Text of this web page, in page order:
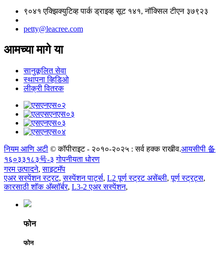
९०४१ एक्झिक्युटिव्ह पार्क ड्राइव्ह सूट १४१, नॉक्सिल टीएन ३७९२३
petty@leacree.com
आमच्या मागे या
सानुकूलित सेवा
स्थापना व्हिडिओ
लीक्री वितरक
नियम आणि अटी © कॉपीराइट - २०१०-२०२५ : सर्व हक्क राखीव.आयसीपी 备
१६०३३१८३号-३ गोपनीयता धोरण
गरम उत्पादने,साइटमॅप
एअर सस्पेंशन स्ट्रट,सस्पेंशन पार्ट्स, L2 पूर्ण स्ट्रट असेंब्ली,पूर्ण स्ट्रट्स,
कारसाठी शॉक अ‍ॅब्सॉर्बर, L3-2 एअर सस्पेंशन,
फोन
फोन